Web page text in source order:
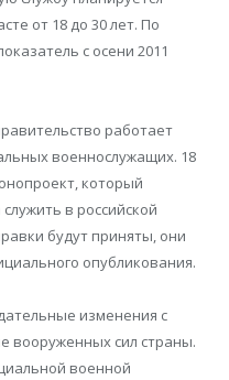
от 18 до 30 лет. По
с осени 2011
работает
военнослужащих. 18
который
в российской
будут приняты, они
опубликования.
изменения с
вооруженных сил страны.
военной